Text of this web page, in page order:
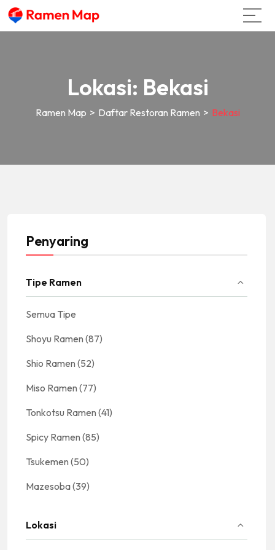
Lokasi: Bekasi
Ramen Map > Daftar Restoran Ramen > Bekasi
Penyaring
Tipe Ramen
Semua Tipe
Shoyu Ramen (87)
Shio Ramen (52)
Miso Ramen (77)
Tonkotsu Ramen (41)
Spicy Ramen (85)
Tsukemen (50)
Mazesoba(39)
Lokasi